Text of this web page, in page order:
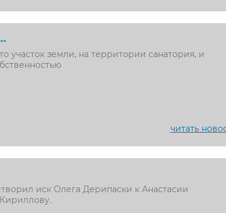
участок земли, на территории санатория, и
читать
иск Олега Дерипаски к Анастасии